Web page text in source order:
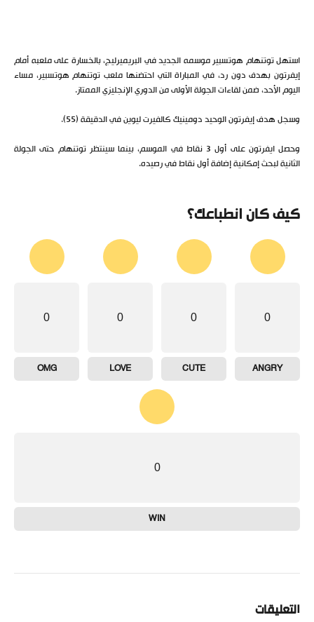
استهل توتنهام هوتسبير موسمه الجديد في البريميرليج، بالخسارة على ملعبه أمام
إيفرتون بهدف دون رد، في المباراة التي احتضنها ملعب توتنهام هوتسبير، مساء
اليوم الأحد، ضمن لقاءات الجولة الأولى من الدوري الإنجليزي الممتاز.
وسجل هدف إيفرتون الوحيد دومينيك كالفيرت ليوين في الدقيقة (55).
وحصل ايفرتون على أول 3 نقاط في الموسم، بينما سينتظر توتنهام حتى الجولة
الثانية لبحث إمكانية إضافة أول نقاط في رصيده.
كيف كان انطباعك؟
0
ANGRY
0
CUTE
0
LOVE
0
OMG
0
WIN
التعليقات